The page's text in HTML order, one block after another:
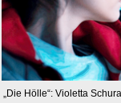
„Die Hölle“: Violetta